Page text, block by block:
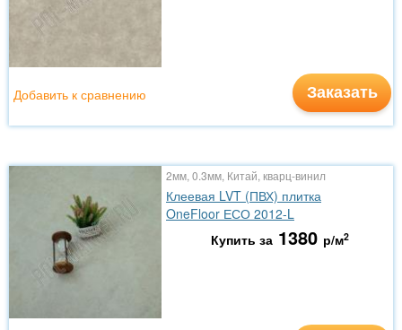
Заказать
Добавить к сравнению
2мм, 0.3мм, Китай, кварц-винил
Клеевая LVT (ПВХ) плитка
OneFloor ЕСО 2012-L
Купить за 1380 р/м2